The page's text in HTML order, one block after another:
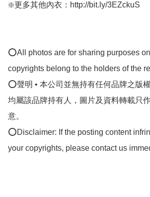
❇️更多其他內衣：http://bit.ly/3EZckuS
⭕All photos are for sharing purposes
copyrights belong to the holders of the
⭕聲明 • 本公司並無持有任何品牌之版
均屬該品牌持有人，圖片及資料轉載只
意。
⭕Disclaimer: If the posting content
your copyrights, please contact us